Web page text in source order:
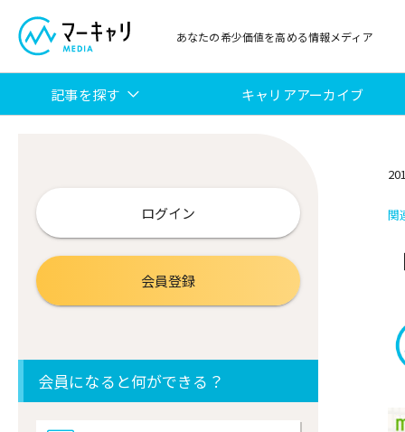
あなたの希少価値を高める情報メディア
記事を探す キャリアアーカイブ
ログイン
会員登録
会員になると何ができる？
関